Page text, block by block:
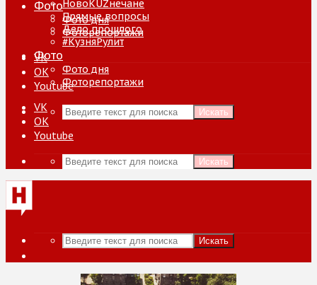
Фото
Фото дня
Фоторепортажи
VK
ОК
Youtube
Искать
НовоKUZнечане
Прямые вопросы
Дело прошлого
#КузняРулит
Фото
Фото дня
Фоторепортажи
VK
ОК
Youtube
Искать
Искать